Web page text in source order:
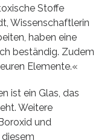
Stoffe
Wissenschaftlerin
haben eine
beständig. Zudem
Elemente.«
ist ein Glas, das
Weitere
und